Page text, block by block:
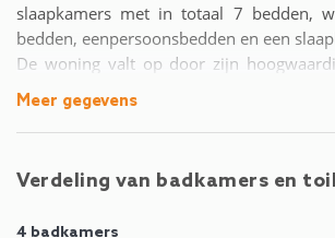
slaapkamers met in totaal 7 bedden,
bedden, eenpersoonsbedden en een
De woning valt op door zijn
De volledig uitgeruste keuken is
apparaten zoals een koelkast, vriezer,
koffiemachine. Vijf televisies met Duitse
gemakkelijke communicatie.
Meer gegevens
Verdeling van badkamers en
4 badkamers